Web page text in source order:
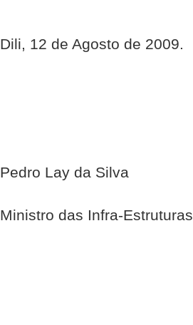
Dili, 12 de Agosto de 2009.
Pedro Lay da Silva
Ministro das Infra-Estruturas